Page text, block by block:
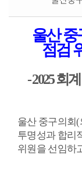
소
식
울산 중
점검
- 2025회
울산 중구의회(
투명성과 합리
위원을 선임하